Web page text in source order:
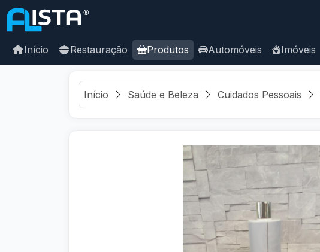
Início Restauração Produtos Automóveis Imóveis
Início Saúde e Beleza Cuidados Pessoais